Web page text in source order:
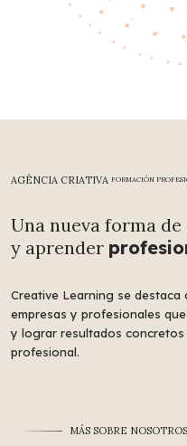
empresas, con
adaptados a las
AGÊNCIA CRIATIVA FORMACIÓN
Una nueva forma
y aprender
Creative Learning se
empresas y profesionales
y lograr resultados
profesional.
MÁS SOBRE NOSOTROS